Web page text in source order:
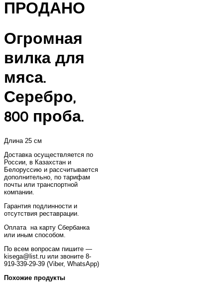
ПРОДАНО
Огромная
вилка для
мяса.
Серебро,
800 проба.
Длина 25 см
Доставка осуществляется по
России, в Казахстан и
Белоруссию и рассчитывается
дополнительно, по тарифам
почты или транспортной
компании.
Гарантия подлинности и
отсутствия реставрации.
Оплата на карту Сбербанка
или иным способом.
По всем вопросам пишите —
kisega@list.ru или звоните 8-
919-339-29-39 (Viber, WhatsApp)
Похожие продукты